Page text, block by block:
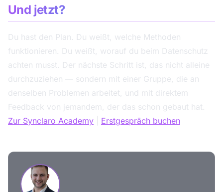
Und jetzt?
Du hast den Plan. Du weißt, welche Methoden
funktionieren. Du weißt, worauf du beim Datenschutz
achten musst. Der nächste Schritt ist, das nicht alleine
durchzuziehen — sondern mit einer Gruppe, die an
denselben Problemen arbeitet, und mit direktem
Feedback von jemandem, der das schon gebaut hat.
Zur Synclaro Academy
Erstgespräch buchen